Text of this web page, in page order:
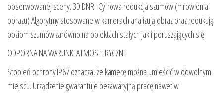
obserwowanej sceny. 3D DNR- Cyfrowa redukcja szumów (mrowienia
obrazu) Algorytmy stosowane w kamerach analizują obraz oraz redukują
poziom szumów zarówno na obiektach stałych jak i poruszających się.
ODPORNA NA WARUNKI ATMOSFERYCZNE
Stopień ochrony IP67 oznacza, że ​​kamerę można umieścić w dowolnym
miejscu. Urządzenie gwarantuje bezawaryjną pracę nawet w